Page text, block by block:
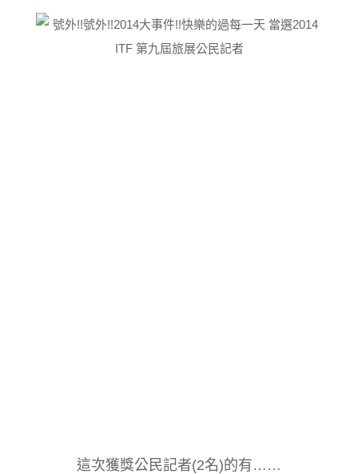
這次獲獎公民記者(2名)的有……